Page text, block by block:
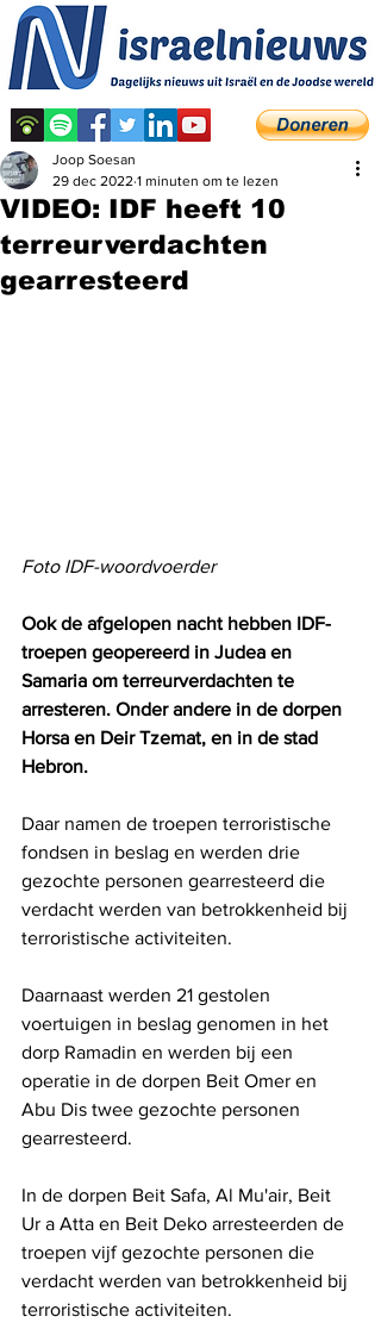
VIDEO: IDF heeft 10
terreurverdachten
gearresteerd
Joop Soesan
29 dec 2022 1 minuten om te lezen
Foto IDF-woordvoerder
Ook de afgelopen nacht hebben IDF-
troepen geopereerd in Judea en
Samaria om terreurverdachten te
arresteren. Onder andere in de dorpen
Horsa en Deir Tzemat, en in de stad
Hebron.
Daar namen de troepen terroristische
fondsen in beslag en werden drie
gezochte personen gearresteerd die
verdacht werden van betrokkenheid bij
terroristische activiteiten.
Daarnaast werden 21 gestolen
voertuigen in beslag genomen in het
dorp Ramadin en werden bij een
operatie in de dorpen Beit Omer en
Abu Dis twee gezochte personen
gearresteerd.
In de dorpen Beit Safa, Al Mu'air, Beit
Ur a Atta en Beit Deko arresteerden de
troepen vijf gezochte personen die
verdacht werden van betrokkenheid bij
terroristische activiteiten.